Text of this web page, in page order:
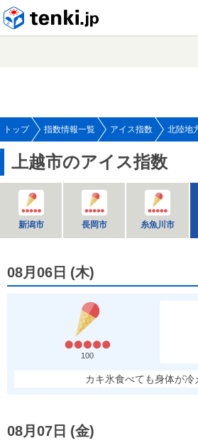
トップ 指数情報一覧 アイス指数 北陸地
上越市のアイス指数
新潟市 長岡市 糸魚川市
08月06日 (木)
100
カキ氷食べても身体が冷
08月07日 (金)